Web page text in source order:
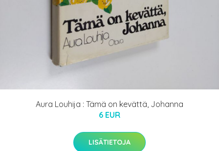
Aura Louhija : Tämä on kevättä, Johanna
6 EUR
LISÄTIETOJA